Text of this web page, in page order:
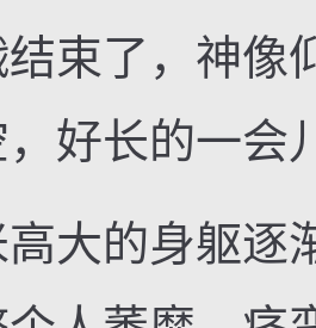
了，神像
好长的一会
的身躯逐